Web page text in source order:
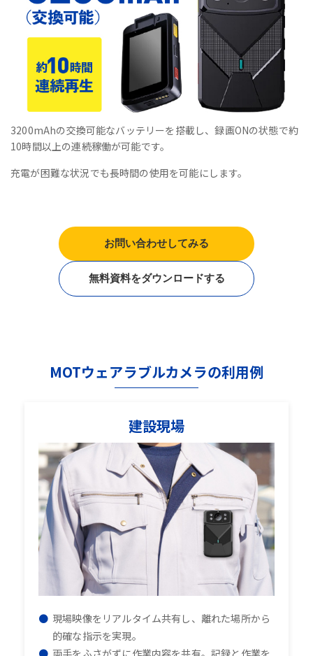
3200mAhの交換可能なバッテリーを搭載し、録画ONの状態で約
10時間以上の連続稼働が可能です。
充電が困難な状況でも長時間の使用を可能にします。
お問い合わせしてみる
無料資料をダウンロードする
MOTウェアラブルカメラの利用例
建設現場
現場映像をリアルタイム共有し、離れた場所から
的確な指示を実現。
両手をふさがずに作業内容を共有。記録と作業を